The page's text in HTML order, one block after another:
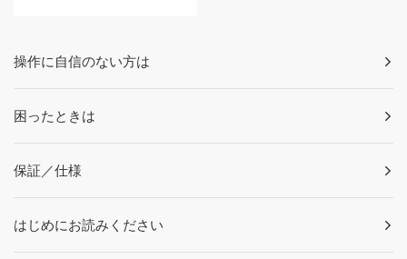
操作に自信のない方は
困ったときは
保証／仕様
はじめにお読みください